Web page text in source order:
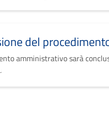
del
amministrativo sarà